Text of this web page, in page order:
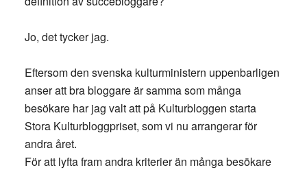
Jo, det tycker jag.
Eftersom den svenska kulturministern uppenbarligen
anser att bra bloggare är samma som många
besökare har jag valt att på Kulturbloggen starta
Stora Kulturbloggpriset, som vi nu arrangerar för
andra året.
För att lyfta fram andra kriterier än många besökare